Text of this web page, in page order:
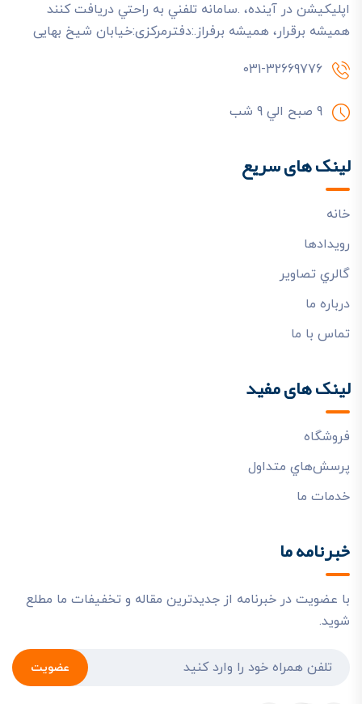
اپليکيشن در آينده، .سامانه تلفني به راحتي دريافت کنند
هميشه برقرار، هميشه برفراز.:دفترمرکزی:خیابان شیخ بهایی
031-32669776
9 صبح الي 9 شب
لینک های سریع
خانه
رويدادها
گالري تصاوير
درباره ما
تماس با ما
لینک های مفید
فروشگاه
پرسش‌هاي متداول
خدمات ما
خبرنامه ما
با عضویت در خبرنامه از جدیدترین مقاله و تخفیفات ما مطلع
شوید.
عضویت